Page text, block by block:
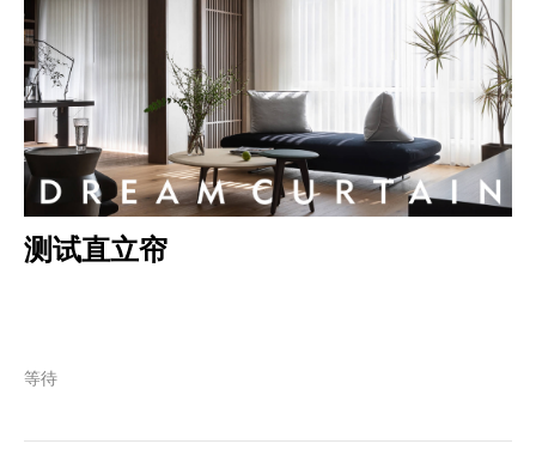
测试直立帘
等待